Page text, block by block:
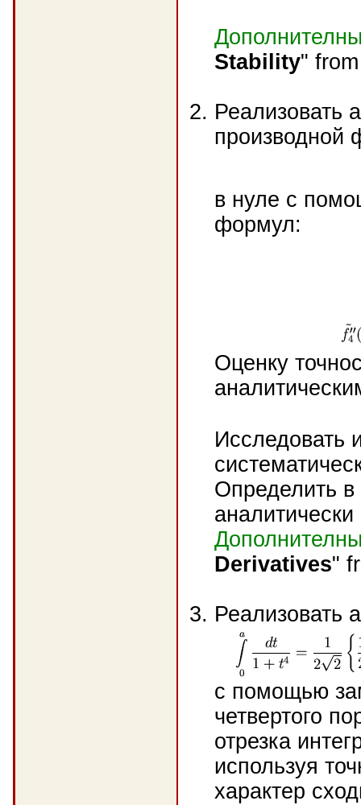
Stability"
Реализовать
производной
в нуле с
формул:
Оценку
Исследовать
Определить
Derivatives"
Реализовать
с помощью
четвертого
отрезка
используя
характер